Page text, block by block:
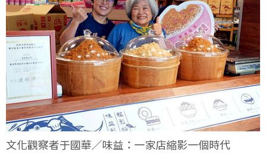
文化觀察者于國華／味益：一家店縮影一個時代